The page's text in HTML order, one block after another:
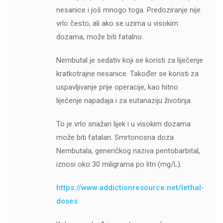
nesanice i još mnogo toga. Predoziranje nije
vrlo često, ali ako se uzima u visokim
dozama, može biti fatalno.
Nembutal je sedativ koji se koristi za liječenje
kratkotrajne nesanice. Također se koristi za
uspavljivanje prije operacije, kao hitno
liječenje napadaja i za eutanaziju životinja.
To je vrlo snažan lijek i u visokim dozama
može biti fatalan. Smrtonosna doza
Nembutala, generičkog naziva pentobarbital,
iznosi oko 30 miligrama po litri (mg/L).
https://www.addictionresource.net/lethal-
doses